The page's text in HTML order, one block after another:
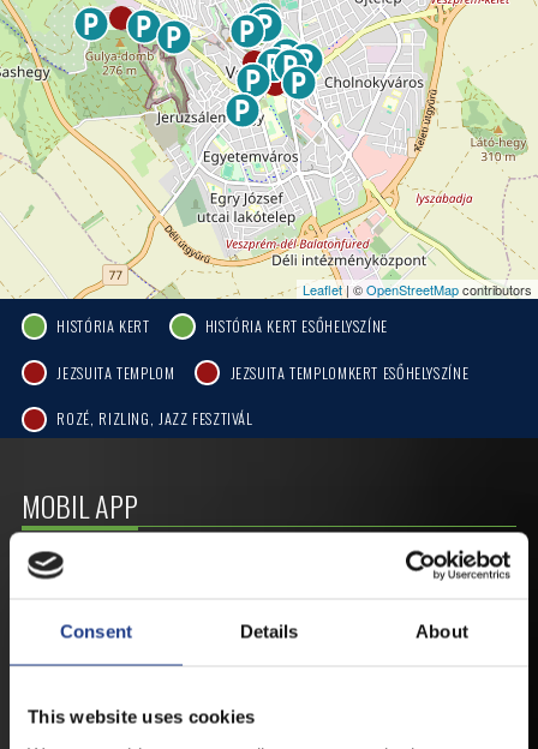
Consent Details About
This website uses cookies
Leaflet| ©OpenStreetMapcontributors
HISTÓRIA KERT HISTÓRIA KERT ESŐHELYSZÍNE
JEZSUITA TEMPLOM JEZSUITA TEMPLOMKERT ESŐHELYSZÍNE
ROZÉ, RIZLING, JAZZ FESZTIVÁL
MOBIL APP